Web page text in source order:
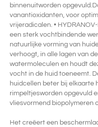
binnenuitworden
vanantioxidanten, voor
vrijeradicalen. •
een sterk vochtbindende
natuurlijke vorming van
verhoogt, in alle lagen van
watermoleculen en houdt
vocht in de huid toeneemt.
huidcellen beter bij elkaarte
rimpeltjesworden opgevuld
vliesvormend biopolymeren
Het creëert een